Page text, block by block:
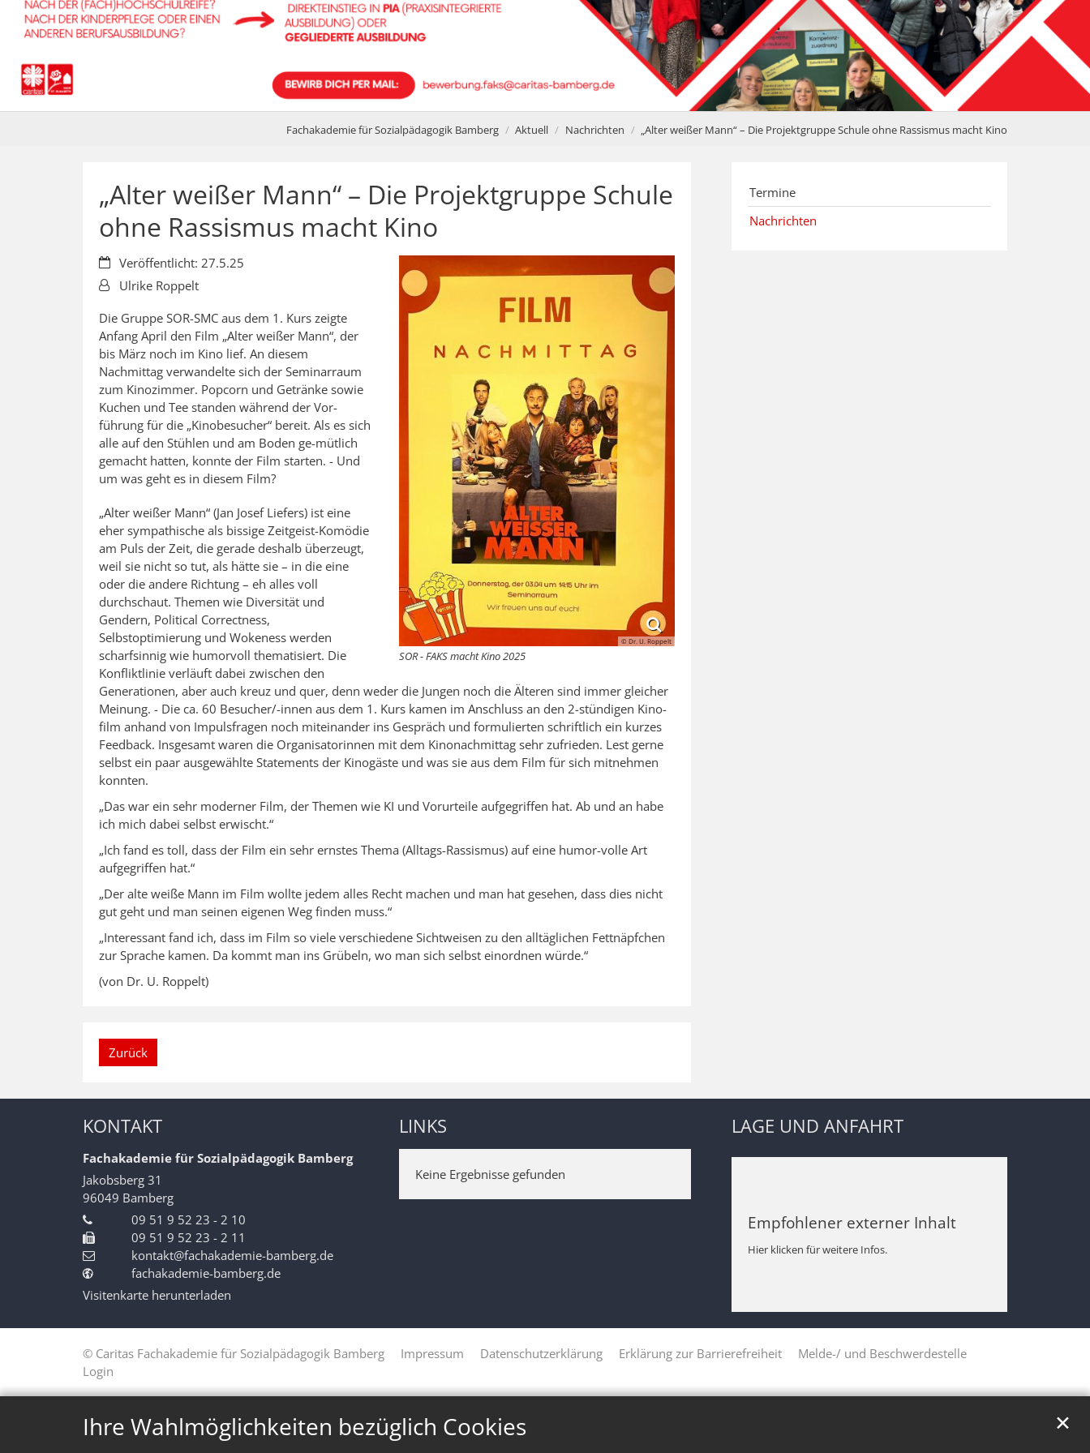
Ihre Wahlmöglichkeiten bezüglich Cookies ✕
Fachakademie für Sozialpädagogik Bamberg Aktuell Nachrichten „Alter weißer Mann“ – Die Projektgruppe Schule ohne Rassismus macht Kino
„Alter weißer Mann“ – Die Projektgruppe Schule
ohne Rassismus macht Kino
© Dr. U. Roppelt
SOR - FAKS macht Kino 2025
Datum:Veröffentlicht: 27.5.25
Von:Ulrike Roppelt
Die Gruppe SOR-SMC aus dem 1. Kurs zeigte
Anfang April den Film „Alter weißer Mann“, der
bis März noch im Kino lief. An diesem
Nachmittag verwandelte sich der Seminarraum
zum Kinozimmer. Popcorn und Getränke sowie
Kuchen und Tee standen während der Vor-
führung für die „Kinobesucher“ bereit. Als es sich
alle auf den Stühlen und am Boden ge-mütlich
gemacht hatten, konnte der Film starten. - Und
um was geht es in diesem Film?
„Alter weißer Mann“ (Jan Josef Liefers) ist eine
eher sympathische als bissige Zeitgeist-Komödie
am Puls der Zeit, die gerade deshalb überzeugt,
weil sie nicht so tut, als hätte sie – in die eine
oder die andere Richtung – eh alles voll
durchschaut. Themen wie Diversität und
Gendern, Political Correctness,
Selbstoptimierung und Wokeness werden
scharfsinnig wie humorvoll thematisiert. Die
Konfliktlinie verläuft dabei zwischen den
Generationen, aber auch kreuz und quer, denn weder die Jungen noch die Älteren sind immer gleicher
Meinung. - Die ca. 60 Besucher/-innen aus dem 1. Kurs kamen im Anschluss an den 2-stündigen Kino-
film anhand von Impulsfragen noch miteinander ins Gespräch und formulierten schriftlich ein kurzes
Feedback. Insgesamt waren die Organisatorinnen mit dem Kinonachmittag sehr zufrieden. Lest gerne
selbst ein paar ausgewählte Statements der Kinogäste und was sie aus dem Film für sich mitnehmen
konnten.
„Das war ein sehr moderner Film, der Themen wie KI und Vorurteile aufgegriffen hat. Ab und an habe
ich mich dabei selbst erwischt.“
„Ich fand es toll, dass der Film ein sehr ernstes Thema (Alltags-Rassismus) auf eine humor-volle Art
aufgegriffen hat.“
„Der alte weiße Mann im Film wollte jedem alles Recht machen und man hat gesehen, dass dies nicht
gut geht und man seinen eigenen Weg finden muss.“
„Interessant fand ich, dass im Film so viele verschiedene Sichtweisen zu den alltäglichen Fettnäpfchen
zur Sprache kamen. Da kommt man ins Grübeln, wo man sich selbst einordnen würde.“
(von Dr. U. Roppelt)
Zurück
Termine
Nachrichten
KONTAKT
Fachakademie für Sozialpädagogik Bamberg
Jakobsberg 31
96049 Bamberg
09 51 9 52 23 - 2 10
09 51 9 52 23 - 2 11
kontakt@fachakademie-bamberg.de
fachakademie-bamberg.de
Visitenkarte herunterladen
LINKS
Keine Ergebnisse gefunden
LAGE UND ANFAHRT
Empfohlener externer Inhalt
Hier klicken für weitere Infos.
© Caritas Fachakademie für Sozialpädagogik Bamberg Impressum Datenschutzerklärung Erklärung zur Barrierefreiheit
Melde-/ und Beschwerdestelle
Login